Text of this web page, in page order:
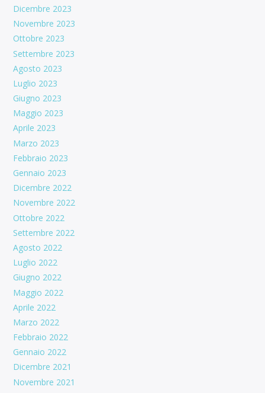
Dicembre 2023
Novembre 2023
Ottobre 2023
Settembre 2023
Agosto 2023
Luglio 2023
Giugno 2023
Maggio 2023
Aprile 2023
Marzo 2023
Febbraio 2023
Gennaio 2023
Dicembre 2022
Novembre 2022
Ottobre 2022
Settembre 2022
Agosto 2022
Luglio 2022
Giugno 2022
Maggio 2022
Aprile 2022
Marzo 2022
Febbraio 2022
Gennaio 2022
Dicembre 2021
Novembre 2021